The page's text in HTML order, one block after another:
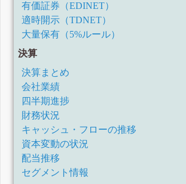
有価証券（EDINET）
適時開示（TDNET）
大量保有（5%ルール）
決算
決算まとめ
会社業績
四半期進捗
財務状況
キャッシュ・フローの推移
資本変動の状況
配当推移
セグメント情報